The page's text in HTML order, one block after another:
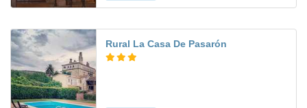
Rural La Casa De Pasarón